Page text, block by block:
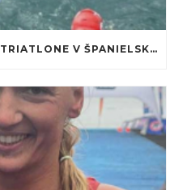
ALEX MANDÁK NA ME V TRIATLONE V ŠPANIELSKU